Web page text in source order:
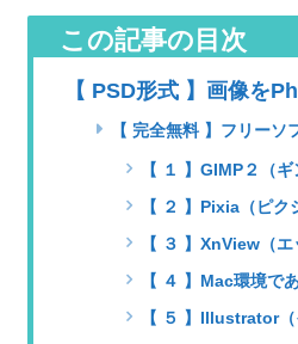
この記事の目次
【 PSD形式 】画像を
【 完全無料 】フリーソ
【 １ 】GIMP２（ギ
【 ２ 】Pixia（ピク
【 ３ 】XnView（エ
【 ４ 】Mac環境で
【 ５ 】Illustrator（